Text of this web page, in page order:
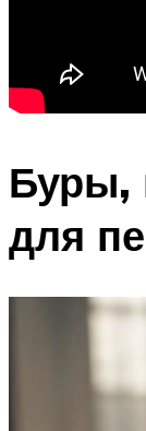
Буры,
для